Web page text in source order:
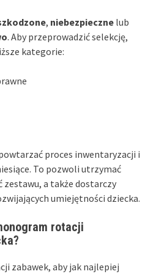
, niebezpieczne lub
. Aby przeprowadzić selekcję,
kategorie:
proces inwentaryzacji i
To pozwoli utrzymać
a także dostarczy
umiejętności dziecka.
rotacji
zabawek, aby jak najlepiej